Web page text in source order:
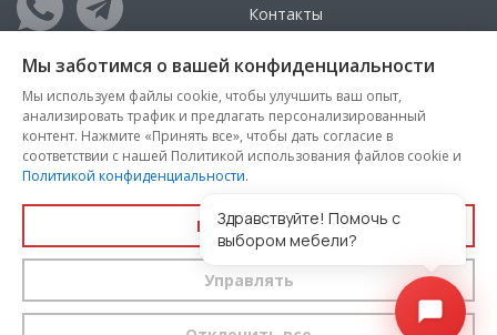
Контакты
Copyright © 2026, ООО «100 Диванов» — Все права защищены
Администрация Сайта не несет ответственности за
размещаемые Пользователями материалы, их содержание,
качество.
политики конфиденциальностии
пользовательского соглашениякаждый раз, когда оставляете
свои данные в любой форме обратной связи на сайте
Мы заботимся о вашей конфиденциальности
Мы используем файлы cookie, чтобы улучшить ваш опыт,
анализировать трафик и предлагать персонализированный
контент. Нажмите «Принять все», чтобы дать согласие в
соответствии с нашей Политикой использования файлов cookie и
Политикой конфиденциальности.
Принять все
Управлять
Здравствуйте! Помочь с
выбором мебели?